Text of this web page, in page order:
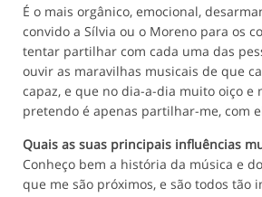
É o mais orgânico, emocional,
convido a Sílvia ou o Moreno para os
tentar partilhar com cada uma das
ouvir as maravilhas musicais de que
capaz, e que no dia-a-dia muito oiço e
pretendo é apenas partilhar-me, com
Quais as suas principais influências
Conheço bem a história da música e
que me são próximos, e são todos tão